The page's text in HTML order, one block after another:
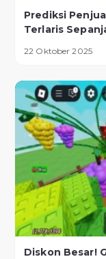
Prediksi
Terlaris
22 Oktober 2025
Diskon Besar!